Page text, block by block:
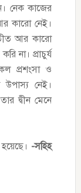
নেক কাজের
কারো নেই।
আর কারো
না। প্রাচুর্য
প্রশংসা ও
নেই।
দ্বীন মেনে
-সহিহ